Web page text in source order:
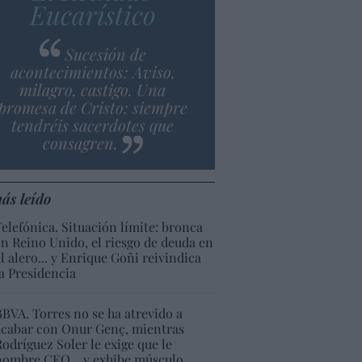
Eucarístico
Sucesión de
acontecimientos: Aviso,
milagro, castigo. Una
de Cristo: siempre
tendréis sacerdotes que
consagren.
leído
Situación límite: bronca
Reino Unido, el riesgo de deuda en
alero... y Enrique Goñi reivindica
Presidencia
Torres no se ha atrevido a
con Onur Genç, mientras
Soler le exige que le